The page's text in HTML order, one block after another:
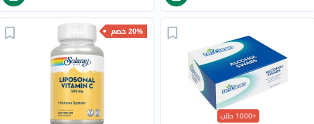
+1000 طلب
20% خصم